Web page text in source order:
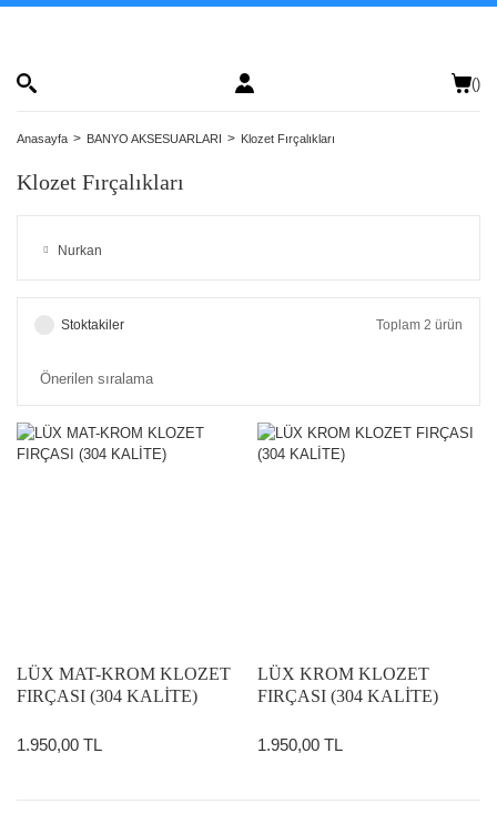
()
Anasayfa BANYO AKSESUARLARI Klozet Fırçalıkları
Klozet Fırçalıkları
Nurkan
Stoktakiler Toplam 2 ürün
LÜX MAT-KROM KLOZET
FIRÇASI (304 KALİTE)
1.950,00 TL
LÜX KROM KLOZET
FIRÇASI (304 KALİTE)
1.950,00 TL